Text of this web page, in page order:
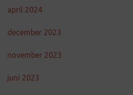
april 2024
december 2023
november 2023
juni 2023